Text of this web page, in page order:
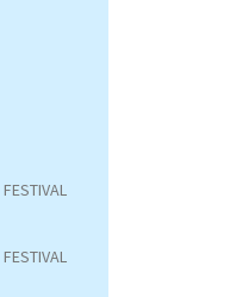
FESTIVAL
FESTIVAL